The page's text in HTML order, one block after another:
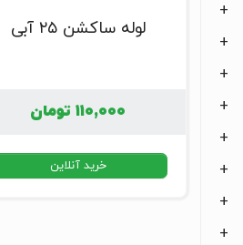
لوله ساکشن ۲۵ آبی
۱۱۰,۰۰۰ تومان
خرید آنلاین